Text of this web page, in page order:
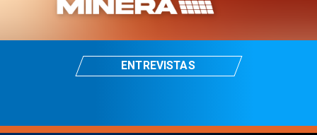
ENTREVISTAS